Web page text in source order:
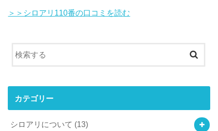
＞＞シロアリ110番の口コミを読む
カテゴリー
シロアリについて (13)